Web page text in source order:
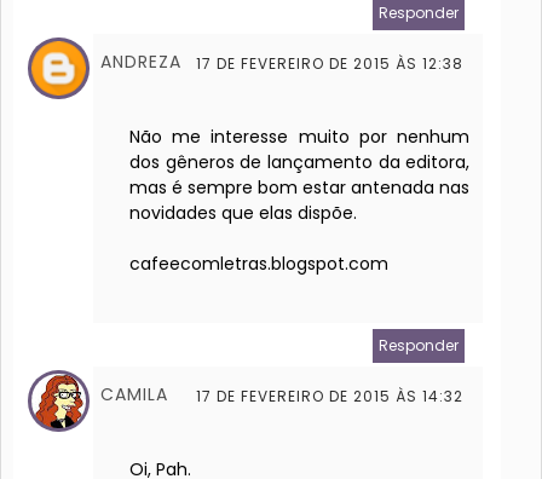
Responder
ANDREZA 17 DE FEVEREIRO DE 2015 ÀS 12:38
Não me interesse muito por nenhum
dos gêneros de lançamento da editora,
mas é sempre bom estar antenada nas
novidades que elas dispõe.
cafeecomletras.blogspot.com
Responder
CAMILA 17 DE FEVEREIRO DE 2015 ÀS 14:32
Oi, Pah.